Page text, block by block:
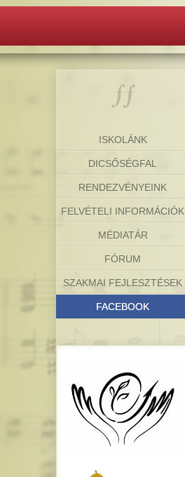
ISKOLÁNK
DICSŐSÉGFAL
RENDEZVÉNYEINK
FELVÉTELI INFORMÁCIÓK
MÉDIATÁR
FÓRUM
SZAKMAI FEJLESZTÉSEK
FACEBOOK